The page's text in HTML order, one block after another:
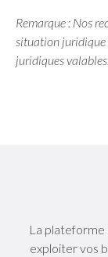
Remarque : Nos
situation juridique
juridiques valables.
La plateforme
exploiter vos